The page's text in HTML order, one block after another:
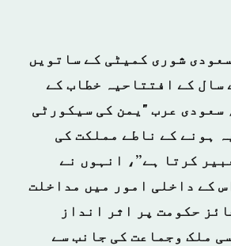
شوری کمیٹی کے ساتویں
سال کے افتتاحیہ خطاب کے
سعودی عرب "یمن کی سیکورٹی
ہونے کے ناطے مملکت کی
کرتا ہے”، انہوں نے
کے داخلی امور میں مداخلت
حکومت پر اثر انداز
ملک وجماعت کی جانب سے